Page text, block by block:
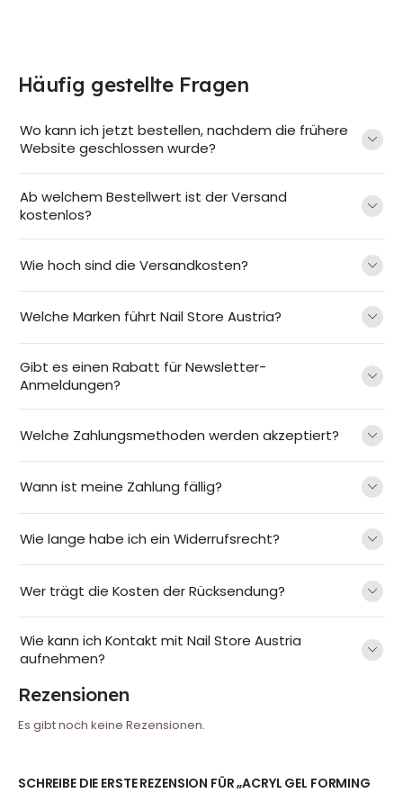
Häufig gestellte Fragen
Wo kann ich jetzt bestellen, nachdem die frühere
Website geschlossen wurde?
Ab welchem Bestellwert ist der Versand
kostenlos?
Wie hoch sind die Versandkosten?
Welche Marken führt Nail Store Austria?
Gibt es einen Rabatt für Newsletter-
Anmeldungen?
Welche Zahlungsmethoden werden akzeptiert?
Wann ist meine Zahlung fällig?
Wie lange habe ich ein Widerrufsrecht?
Wer trägt die Kosten der Rücksendung?
Wie kann ich Kontakt mit Nail Store Austria
aufnehmen?
Rezensionen
Es gibt noch keine Rezensionen.
SCHREIBE DIE ERSTE REZENSION FÜR „ACRYL GEL FORMING